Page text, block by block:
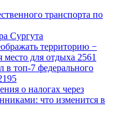
транспорта по
Сургута
территорию −
место для отдыха 2561
топ-7 федерального
о налогах через
что изменится в